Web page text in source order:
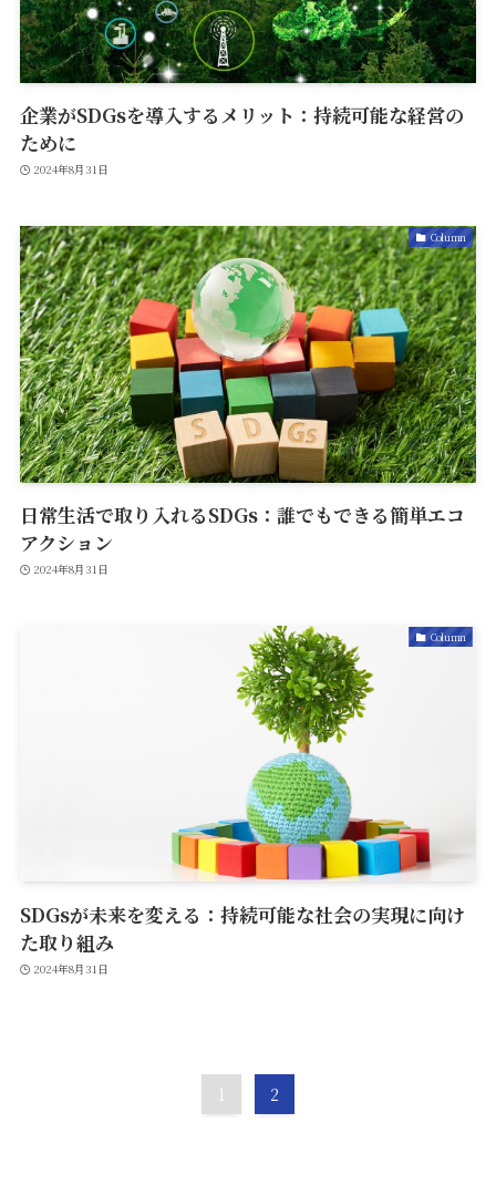
企業がSDGsを導入するメリット：持続可能な経営の
ために
2024年8月31日
Column
日常生活で取り入れるSDGs：誰でもできる簡単エコ
アクション
2024年8月31日
Column
SDGsが未来を変える：持続可能な社会の実現に向け
た取り組み
2024年8月31日
1 2